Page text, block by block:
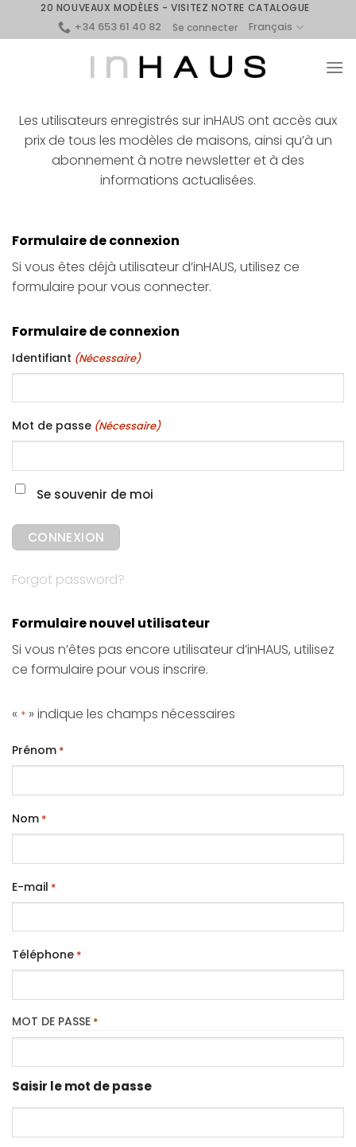
20 NOUVEAUX MODÈLES - VISITEZ NOTRE CATALOGUE
+34 653 61 40 82 Se connecter Français
Les utilisateurs enregistrés sur inHAUS ont accès aux
prix de tous les modèles de maisons, ainsi qu’à un
abonnement à notre newsletter et à des
informations actualisées.
Formulaire de connexion
Si vous êtes déjà utilisateur d’inHAUS, utilisez ce
formulaire pour vous connecter.
Formulaire de connexion
Identifiant (Nécessaire)
Mot de passe (Nécessaire)
Se souvenir de moi
Forgot password?
Formulaire nouvel utilisateur
Si vous n’êtes pas encore utilisateur d’inHAUS, utilisez
ce formulaire pour vous inscrire.
« * » indique les champs nécessaires
Prénom *
Nom *
E-mail *
Téléphone *
MOT DE PASSE *
Saisir le mot de passe